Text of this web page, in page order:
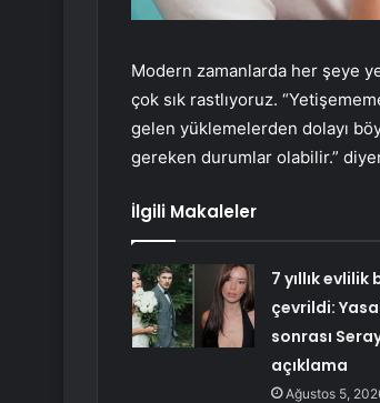
Modern zamanlarda her şeye
çok sık rastlıyoruz.
gelen yüklemelerden dolayı
gereken durumlar olabilir.”
İlgili Makaleler
7 yıllık
çevrildi:
sonrası
açıklama
Ağustos 5,